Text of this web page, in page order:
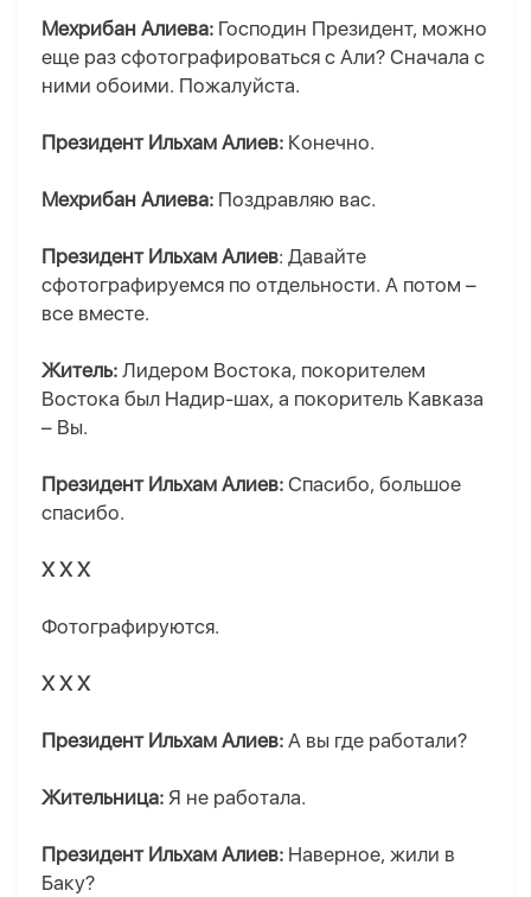
Мехрибан Алиева: Господин Президент, можно
еще раз сфотографироваться с Али? Сначала с
ними обоими. Пожалуйста.
Президент Ильхам Алиев: Конечно.
Мехрибан Алиева: Поздравляю вас.
Президент Ильхам Алиев: Давайте
сфотографируемся по отдельности. А потом –
все вместе.
Житель: Лидером Востока, покорителем
Востока был Надир-шах, а покоритель Кавказа
– Вы.
Президент Ильхам Алиев: Спасибо, большое
спасибо.
Х Х Х
Фотографируются.
Х Х Х
Президент Ильхам Алиев: А вы где работали?
Жительница: Я не работала.
Президент Ильхам Алиев: Наверное, жили в
Баку?